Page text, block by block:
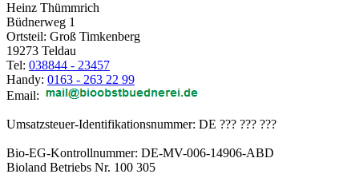
Heinz Thümmrich
Büdnerweg 1
Ortsteil: Groß Timkenberg
19273 Teldau
Tel: 038844 - 23457
Handy: 0163 - 263 22 99
Email:
Umsatzsteuer-Identifikationsnummer: DE ??? ??? ???
Bio-EG-Kontrollnummer: DE-MV-006-14906-ABD
Bioland Betriebs Nr. 100 305